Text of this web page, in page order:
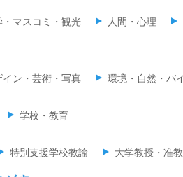
・マスコミ・観光 人間・心理
イン・芸術・写真 環境・自然・バ
学校・教育
特別支援学校教諭 大学教授・准